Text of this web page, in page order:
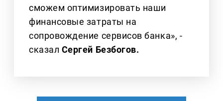
сможем оптимизировать наши
финансовые затраты на
сопровождение сервисов банка», -
сказал Сергей Безбогов.